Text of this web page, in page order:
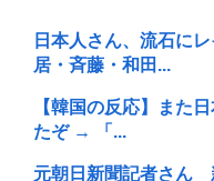
日本人さん、流石に
居・斉藤・和田...
【韓国の反応】また
たぞ → 「...
元朝日新聞記者さん